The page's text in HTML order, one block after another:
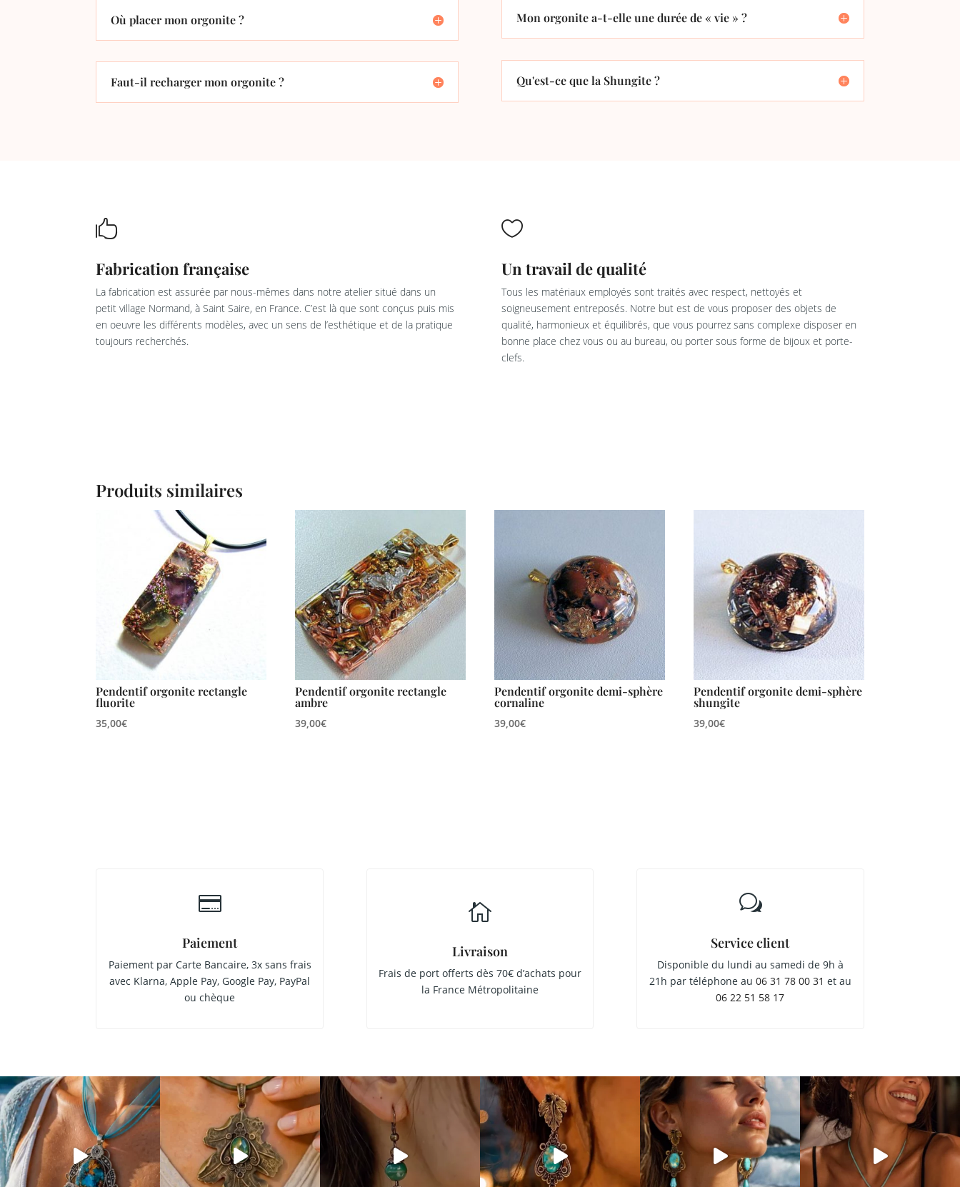
Où placer mon orgonite ?
Faut-il recharger mon orgonite ?
Mon orgonite a-t-elle une durée de « vie » ?
Qu'est-ce que la Shungite ?

Fabrication française
La fabrication est assurée par nous-mêmes dans notre atelier situé dans un
petit village Normand, à Saint Saire, en France. C’est là que sont conçus puis mis
en oeuvre les différents modèles, avec un sens de l’esthétique et de la pratique
toujours recherchés.

Un travail de qualité
Tous les matériaux employés sont traités avec respect, nettoyés et
soigneusement entreposés. Notre but est de vous proposer des objets de
qualité, harmonieux et équilibrés, que vous pourrez sans complexe disposer en
bonne place chez vous ou au bureau, ou porter sous forme de bijoux et porte-
clefs.
Produits similaires
Pendentif orgonite rectangle
fluorite
35,00€
Pendentif orgonite rectangle
ambre
39,00€
Pendentif orgonite demi-sphère
cornaline
39,00€
Pendentif orgonite demi-sphère
shungite
39,00€

Paiement
Paiement par Carte Bancaire, 3x sans frais
avec Klarna, Apple Pay, Google Pay, PayPal
ou chèque

Livraison
Frais de port offerts dès 70€ d’achats pour
la France Métropolitaine
w
Service client
Disponible du lundi au samedi de 9h à
21h par téléphone au 06 31 78 00 31 et au
06 22 51 58 17